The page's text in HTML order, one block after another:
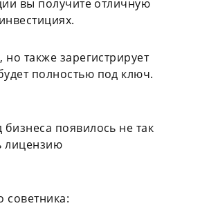
вы получите отличную
также зарегистрирует
полностью под ключ.
появилось не так
лицензию